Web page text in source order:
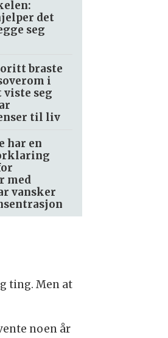
det
seg
braste
i
viste seg
til liv
har en
med
vansker
ting. Men at
noen år